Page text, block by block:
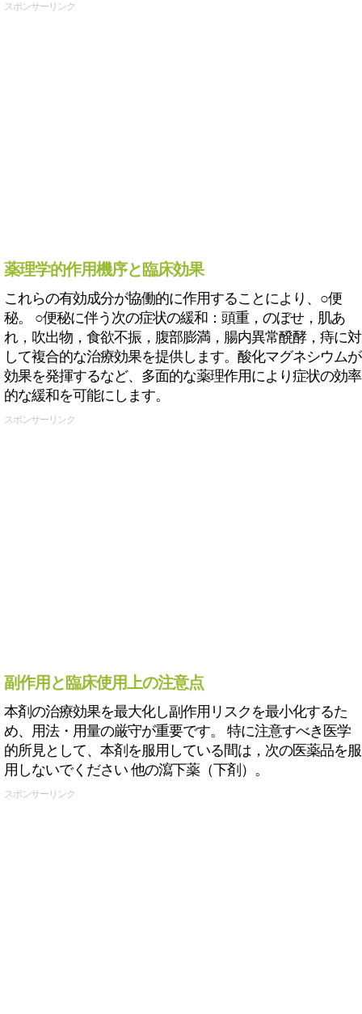
スポンサーリンク
薬理学的作用機序と臨床効果
これらの有効成分が協働的に作用することにより、○便
秘。 ○便秘に伴う次の症状の緩和：頭重，のぼせ，肌あ
れ，吹出物，食欲不振，腹部膨満，腸内異常醗酵，痔に対
して複合的な治療効果を提供します。酸化マグネシウムが
効果を発揮するなど、多面的な薬理作用により症状の効率
的な緩和を可能にします。
スポンサーリンク
副作用と臨床使用上の注意点
本剤の治療効果を最大化し副作用リスクを最小化するた
め、用法・用量の厳守が重要です。 特に注意すべき医学
的所見として、本剤を服用している間は，次の医薬品を服
用しないでください 他の瀉下薬（下剤）。
スポンサーリンク